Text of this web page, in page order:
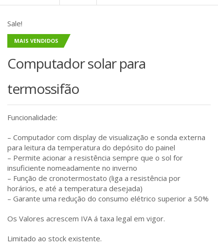
Sale!
MAIS VENDIDOS
Computador solar para
termossifão
Funcionalidade:
– Computador com display de visualização e sonda externa
para leitura da temperatura do depósito do painel
– Permite acionar a resistência sempre que o sol for
insuficiente nomeadamente no inverno
– Função de cronotermostato (liga a resistência por
horários, e até a temperatura desejada)
– Garante uma redução do consumo elétrico superior a 50%
Os Valores acrescem IVA á taxa legal em vigor.
Limitado ao stock existente.